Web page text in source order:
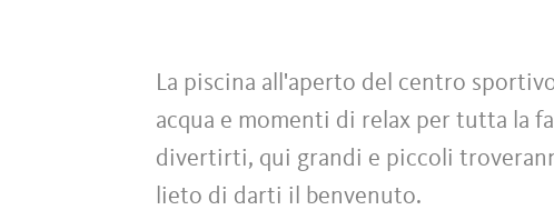
La piscina all'aperto del centro
acqua e momenti di relax per tutta la
divertirti, qui grandi e piccoli
lieto di darti il benvenuto.